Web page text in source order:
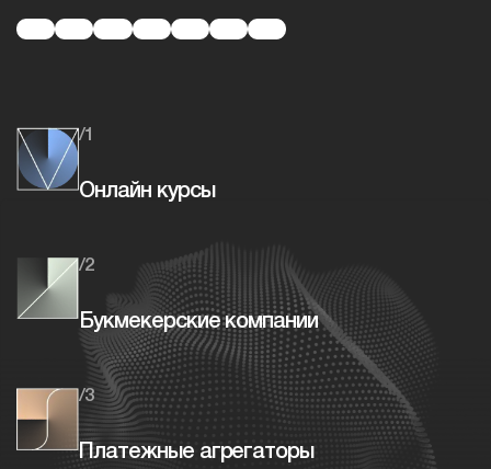
/1
Онлайн курсы
/2
Букмекерские компании
/3
Платежные агрегаторы